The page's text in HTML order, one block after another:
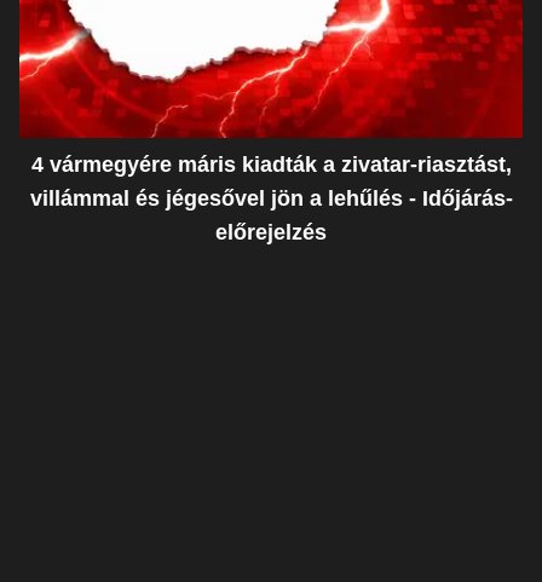
4 vármegyére máris kiadták a zivatar-riasztást,
villámmal és jégesővel jön a lehűlés - Időjárás-
előrejelzés